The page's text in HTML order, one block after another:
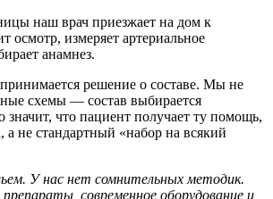
наш врач приезжает на дом к
осмотр, измеряет артериальное
анамнез.
принимается решение о составе. Мы не
схемы — состав выбирается
значит, что пациент получает ту помощь,
а не стандартный «набор на всякий
У нас нет сомнительных методик.
препараты, современное оборудование и